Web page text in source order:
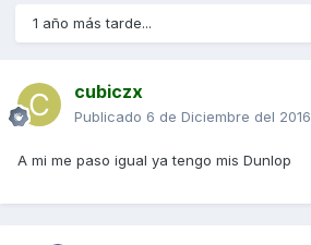
1 año más tarde...
cubiczx
Publicado 6 de Diciembre del 2016
A mi me paso igual ya tengo mis Dunlop